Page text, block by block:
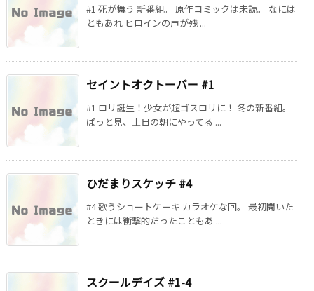
#1 死が舞う 新番組。 原作コミックは未読。 なには
ともあれ ヒロインの声が残 ...
セイントオクトーバー #1
#1 ロリ誕生！少女が超ゴスロリに！ 冬の新番組。
ぱっと見、土日の朝にやってる ...
ひだまりスケッチ #4
#4 歌うショートケーキ カラオケな回。 最初聞いた
ときには衝撃的だったこともあ ...
スクールデイズ #1-4